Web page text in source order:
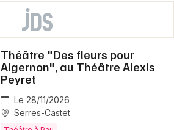
Théâtre "Des fleurs pour
Algernon", au Théâtre Alexis
Peyret
Le 28/11/2026
Serres-Castet